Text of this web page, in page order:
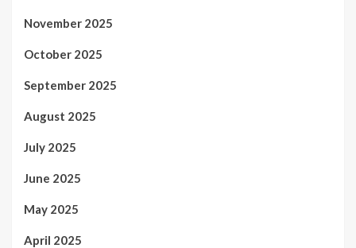
November 2025
October 2025
September 2025
August 2025
July 2025
June 2025
May 2025
April 2025